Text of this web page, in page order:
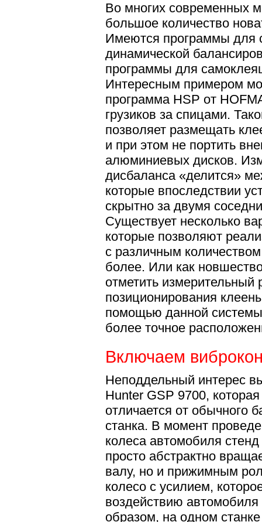
Во многих современных
большое количество
Имеются программы для
динамической
программы для
Интересным примером
программа HSP от
грузиков за спицами.
позволяет размещать
и при этом не портить
алюминиевых дисков.
дисбаланса «делится»
которые впоследствии
скрытно за двумя
Существует несколько
которые позволяют
с различным
более. Или как
отметить измерительный
позиционирования
помощью данной
более точное
Включаем
Неподдельный интерес
Hunter GSP 9700,
отличается от обычного
станка. В момент
колеса автомобиля
просто абстрактно
валу, но и прижимным
колесо с усилием,
воздействию
образом, на одном